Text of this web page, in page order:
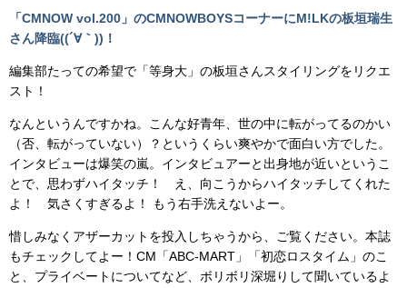
「CMNOW vol.200」のCMNOWBOYSコーナーにM!LKの板垣瑞生
さん降臨((´∀｀))！
編集部たっての希望で「等身大」の板垣さんスタイリングをリクエ
スト！
なんというんですかね。こんな好青年、世の中に転がってるのかい
（否、転がっていない）？というくらい爽やかで面白い方でした。
インタビューは爆笑の嵐。インタビュアーと出身地が近いというこ
とで、思わずハイタッチ！ え、向こうからハイタッチしてくれた
よ！ 気さくすぎるよ！ もう右手洗えないよー。
惜しみなくアザーカットを投入しちゃうから、ご覧ください。本誌
もチェックしてよー！CM「ABC-MART」「初恋ロスタイム」のこ
と、プライベートについてなど、ボリボリ深堀りして聞いているよ